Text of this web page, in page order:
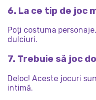
6. La ce tip de joc
Poți costuma
dulciuri.
7. Trebuie să joc
Deloc! Aceste jocuri
intimă.